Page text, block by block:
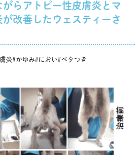
らアトピー性皮膚炎とマ
改善したウェスティーさ
炎#かゆみ# におい#ベタつき